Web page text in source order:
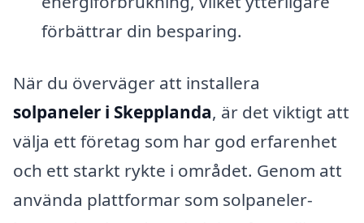
förbättrar din besparing.
När du överväger att installera
solpaneler i Skepplanda, är det viktigt att
välja ett företag som har god erfarenhet
och ett starkt rykte i området. Genom att
använda plattformar som solpaneler-